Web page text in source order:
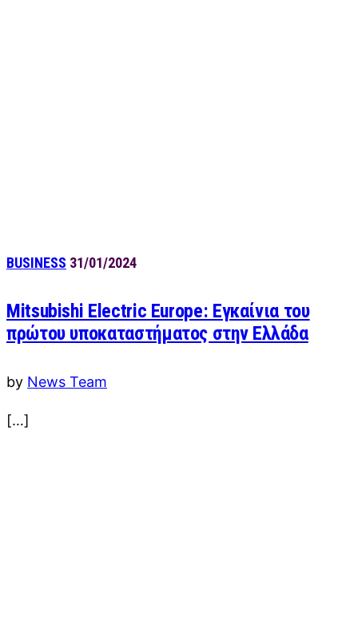
BUSINESS 31/01/2024
Mitsubishi Electric Europe: Εγκαίνια του
πρώτου υποκαταστήματος στην Ελλάδα
by News Team
[…]